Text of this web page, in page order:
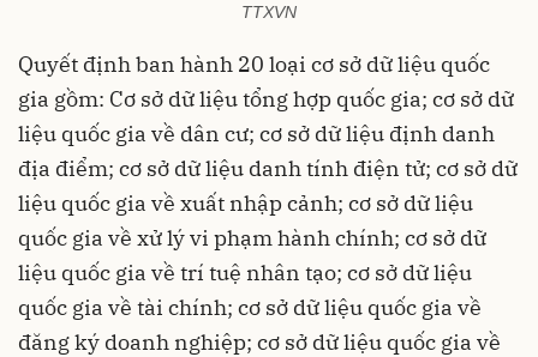
TTXVN
Quyết định ban hành 20 loại cơ sở dữ liệu quốc
gia gồm: Cơ sở dữ liệu tổng hợp quốc gia; cơ sở dữ
liệu quốc gia về dân cư; cơ sở dữ liệu định danh
địa điểm; cơ sở dữ liệu danh tính điện tử; cơ sở dữ
liệu quốc gia về xuất nhập cảnh; cơ sở dữ liệu
quốc gia về xử lý vi phạm hành chính; cơ sở dữ
liệu quốc gia về trí tuệ nhân tạo; cơ sở dữ liệu
quốc gia về tài chính; cơ sở dữ liệu quốc gia về
đăng ký doanh nghiệp; cơ sở dữ liệu quốc gia về